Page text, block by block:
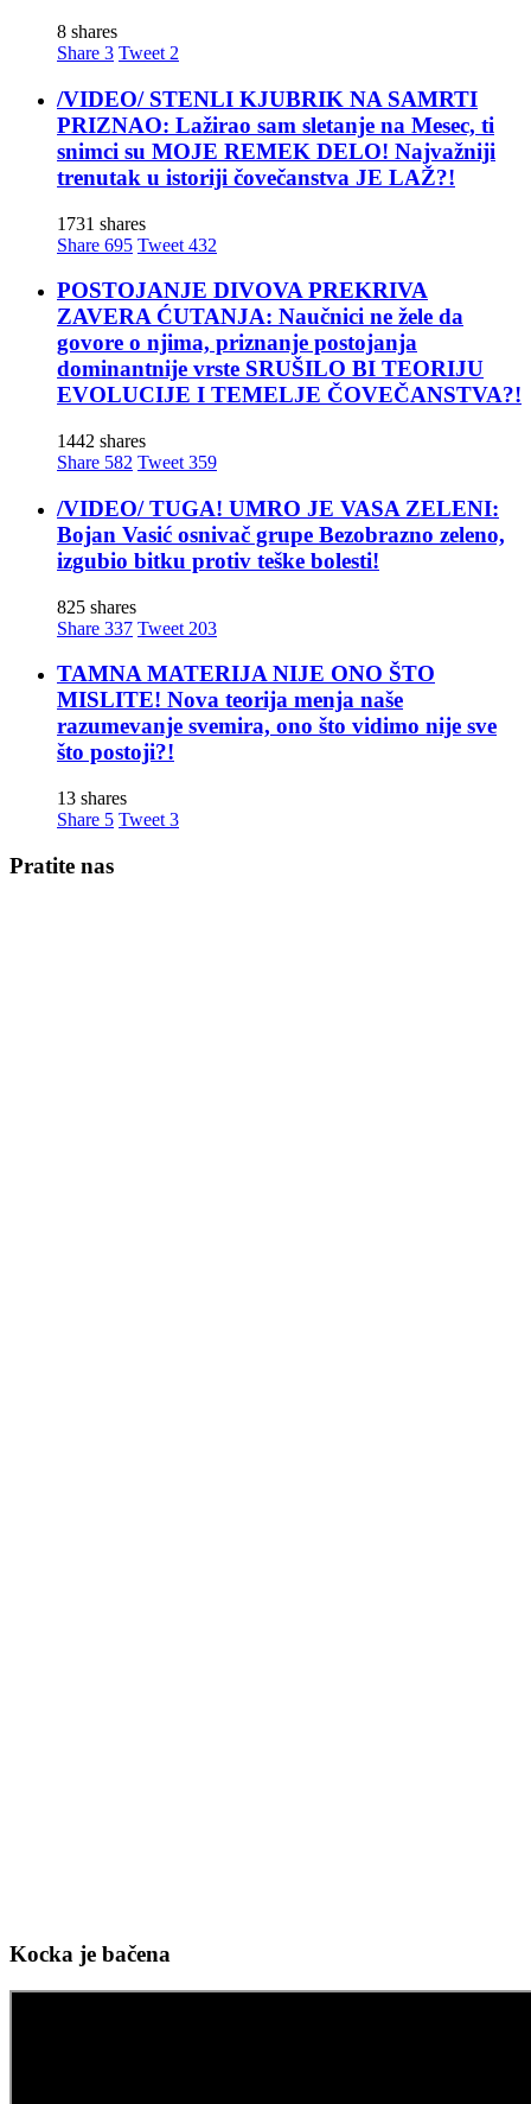
8 shares
Share 3 Tweet 2
/VIDEO/ STENLI KJUBRIK NA SAMRTI
PRIZNAO: Lažirao sam sletanje na Mesec, ti
snimci su MOJE REMEK DELO! Najvažniji
trenutak u istoriji čovečanstva JE LAŽ?!
1731 shares
Share 695 Tweet 432
POSTOJANJE DIVOVA PREKRIVA
ZAVERA ĆUTANJA: Naučnici ne žele da
govore o njima, priznanje postojanja
dominantnije vrste SRUŠILO BI TEORIJU
EVOLUCIJE I TEMELJE ČOVEČANSTVA?!
1442 shares
Share 582 Tweet 359
/VIDEO/ TUGA! UMRO JE VASA ZELENI:
Bojan Vasić osnivač grupe Bezobrazno zeleno,
izgubio bitku protiv teške bolesti!
825 shares
Share 337 Tweet 203
TAMNA MATERIJA NIJE ONO ŠTO
MISLITE! Nova teorija menja naše
razumevanje svemira, ono što vidimo nije sve
što postoji?!
13 shares
Share 5 Tweet 3
Pratite nas
Kocka je bačena